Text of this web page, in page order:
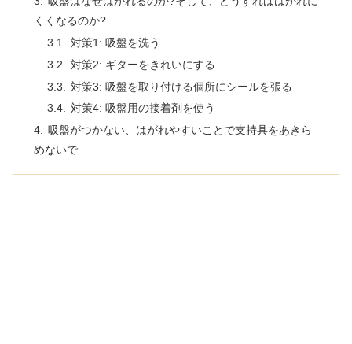
くくなるのか?
対策1: 吸盤を洗う
対策2: ギターをきれいにする
対策3: 吸盤を取り付ける個所にシールを張る
対策4: 吸盤用の接着剤を使う
吸盤がつかない、はがれやすいことで支持具をあきら
めないで